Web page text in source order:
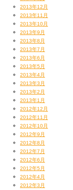
2013年12月
2013年11月
2013年10月
2013年9月
2013年8月
2013年7月
2013年6月
2013年5月
2013年4月
2013年3月
2013年2月
2013年1月
2012年12月
2012年11月
2012年10月
2012年9月
2012年8月
2012年7月
2012年6月
2012年5月
2012年4月
2012年3月